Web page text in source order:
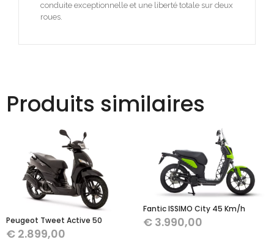
conduite exceptionnelle et une liberté totale sur deux
roues.
Produits similaires
Peugeot Tweet Active 50
€ 2.899,00
Fantic ISSIMO City 45 Km/h
€ 3.990,00